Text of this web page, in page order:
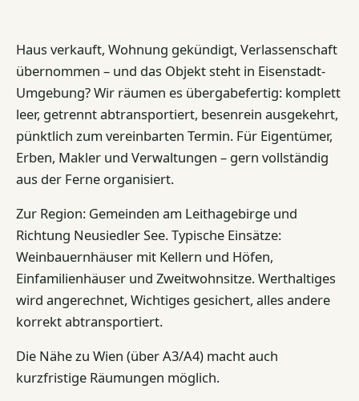
Haus verkauft, Wohnung gekündigt, Verlassenschaft
übernommen – und das Objekt steht in Eisenstadt-
Umgebung? Wir räumen es übergabefertig: komplett
leer, getrennt abtransportiert, besenrein ausgekehrt,
pünktlich zum vereinbarten Termin. Für Eigentümer,
Erben, Makler und Verwaltungen – gern vollständig
aus der Ferne organisiert.
Zur Region: Gemeinden am Leithagebirge und
Richtung Neusiedler See. Typische Einsätze:
Weinbauernhäuser mit Kellern und Höfen,
Einfamilienhäuser und Zweitwohnsitze. Werthaltiges
wird angerechnet, Wichtiges gesichert, alles andere
korrekt abtransportiert.
Die Nähe zu Wien (über A3/A4) macht auch
kurzfristige Räumungen möglich.